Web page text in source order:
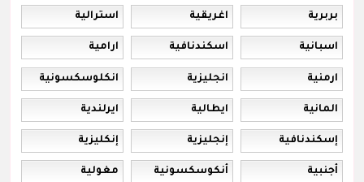
بربرية اغريقية استرالية
اسبانية اسكندنافية ارامية
ارمنية انجليزية انكلوسكسونية
المانية ايطالية ايرلندية
إسكندنافية إنجليزية إنكليزية
أجنبية أنكوسكسونية مغولية